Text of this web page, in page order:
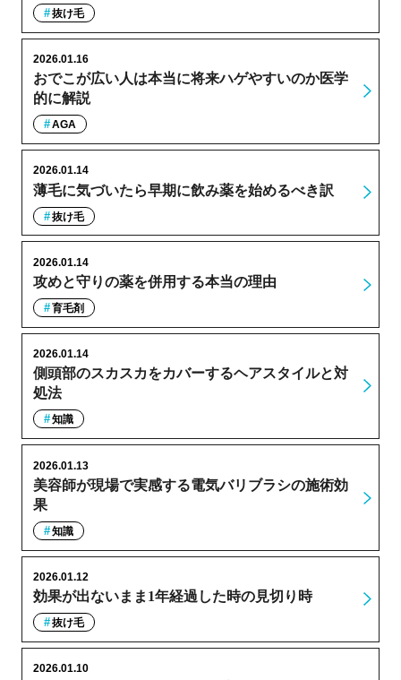
抜け毛
おでこが広い人は本当に将来ハゲやすいのか医学
的に解説
2026.01.16
AGA
薄毛に気づいたら早期に飲み薬を始めるべき訳
2026.01.14
抜け毛
攻めと守りの薬を併用する本当の理由
2026.01.14
育毛剤
側頭部のスカスカをカバーするヘアスタイルと対
処法
2026.01.14
知識
美容師が現場で実感する電気バリブラシの施術効
果
2026.01.13
知識
効果が出ないまま1年経過した時の見切り時
2026.01.12
抜け毛
2026.01.10